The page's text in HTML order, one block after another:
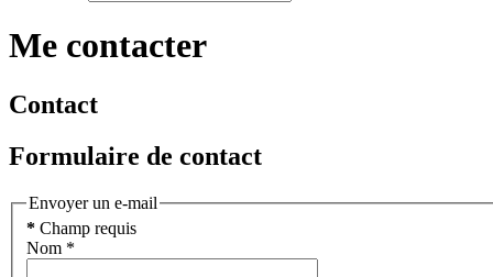
Me contacter
Contact
Formulaire de contact
Envoyer un e-mail
* Champ requis
Nom *